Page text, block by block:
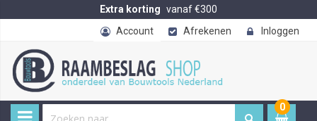
Extra korting vanaf €300
Account
Afrekenen Inloggen
0
item